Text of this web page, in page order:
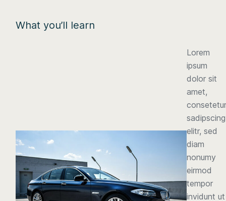
What you’ll learn
Lorem
ipsum
dolor sit
amet,
sadipscing
elitr, sed
diam
nonumy
eirmod
tempor
invidunt ut